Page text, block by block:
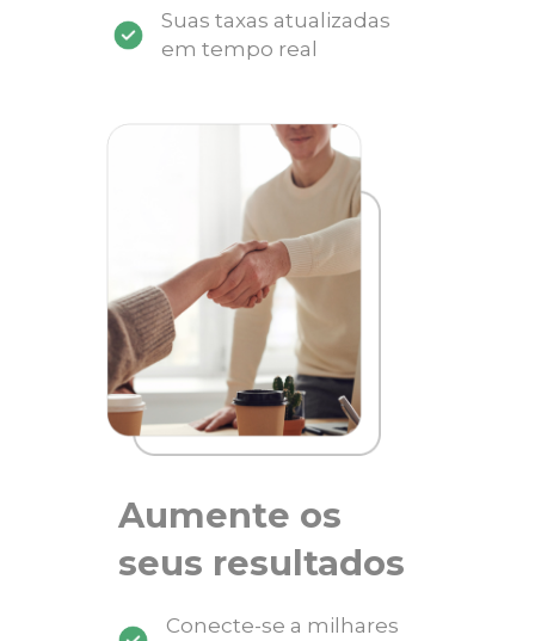
Suas taxas atualizadas
em tempo real
Aumente os
seus resultados
Conecte-se a milhares